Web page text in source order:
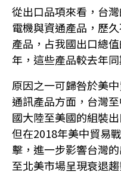
從出口品項來看，台
電機與資通產品，歷
產品，占我國出口總
年，這些產品較去年
原因之一可歸咎於美
通訊產品方面，台灣
國大陸至美國的組裝
但在2018年美中貿易
擊，進一步影響台灣
至北美市場呈現衰退趨